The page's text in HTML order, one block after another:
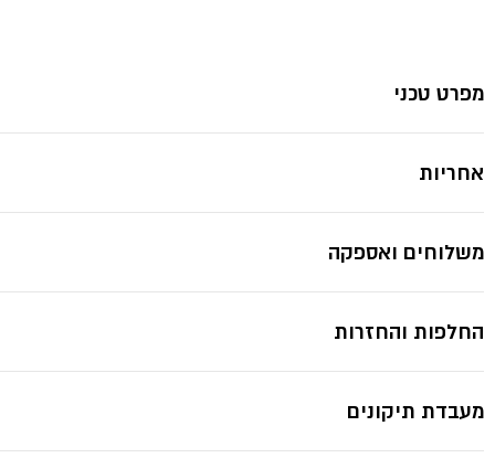
מפרט טכני
אחריות
משלוחים ואספקה
החלפות והחזרות
מעבדת תיקונים